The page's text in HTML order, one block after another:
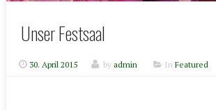
Unser Festsaal
30. April 2015 by admin In Featured